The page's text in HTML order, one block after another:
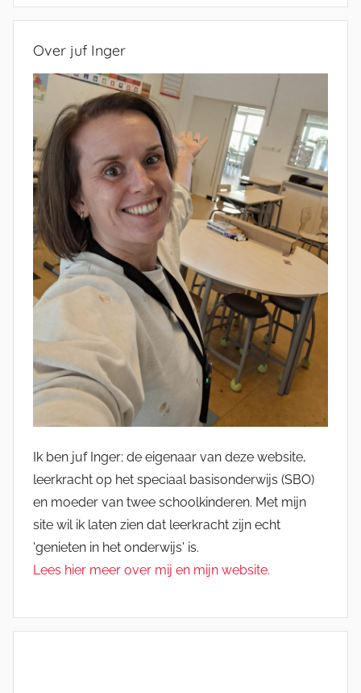
Over juf Inger
Ik ben juf Inger; de eigenaar van deze website,
leerkracht op het speciaal basisonderwijs (SBO)
en moeder van twee schoolkinderen. Met mijn
site wil ik laten zien dat leerkracht zijn echt
'genieten in het onderwijs' is.
Lees hier meer over mij en mijn website.